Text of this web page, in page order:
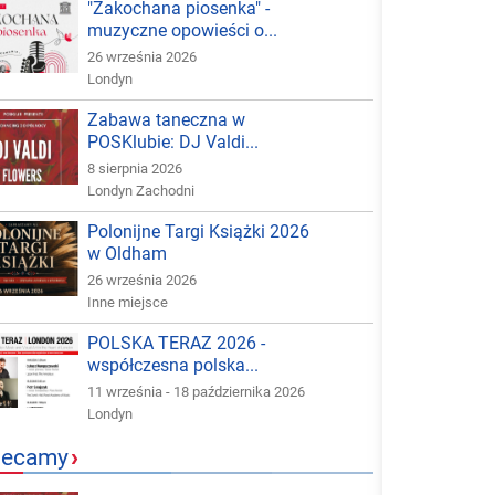
"Zakochana piosenka" -
muzyczne opowieści o...
26 września 2026
Londyn
Zabawa taneczna w
POSKlubie: DJ Valdi...
8 sierpnia 2026
Londyn Zachodni
Polonijne Targi Książki 2026
w Oldham
26 września 2026
Inne miejsce
POLSKA TERAZ 2026 -
współczesna polska...
11 września - 18 października 2026
Londyn
›